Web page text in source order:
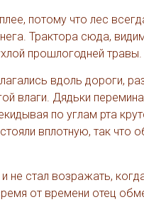
потому что лес
Трактора сюда,
прошлогодней травы.
вдоль дороги,
влаги. Дядьки
по углам рта
вплотную, так что
не стал возражать,
от времени отец